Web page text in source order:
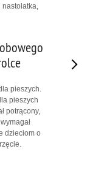
pieszych.
pieszych
potrącony,
dzieciom o